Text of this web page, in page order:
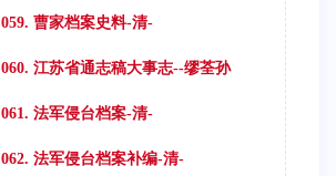
059. 曹家档案史料-清-
060. 江苏省通志稿大事志--缪荃孙
061. 法军侵台档案-清-
062. 法军侵台档案补编-清-